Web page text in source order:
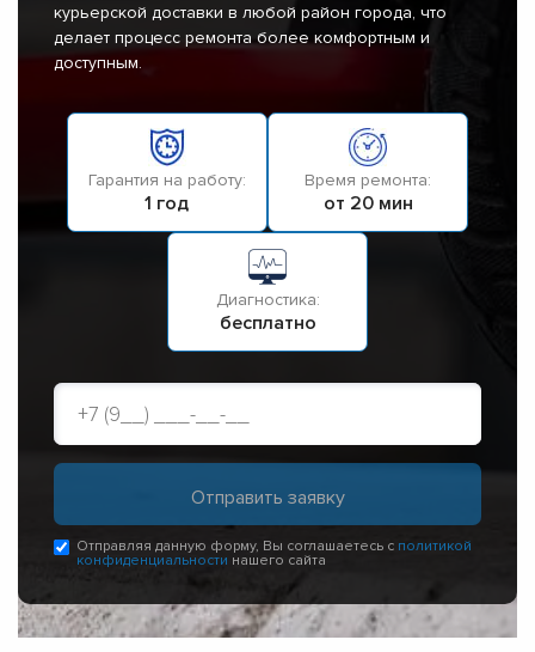
курьерской доставки в любой район города, что
делает процесс ремонта более комфортным и
доступным.
Гарантия на работу:
1 год
Время ремонта:
от 20 мин
Диагностика:
бесплатно
Отправляя данную форму, Вы соглашаетесь с политикой
конфиденциальности нашего сайта